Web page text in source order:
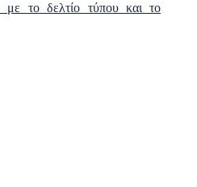
το δελτίο τύπου και το